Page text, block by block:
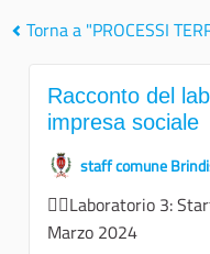
Torna a "PROCESSI
Racconto del
impresa sociale
staff comune
👉🏻Laboratorio 3:
Marzo 2024